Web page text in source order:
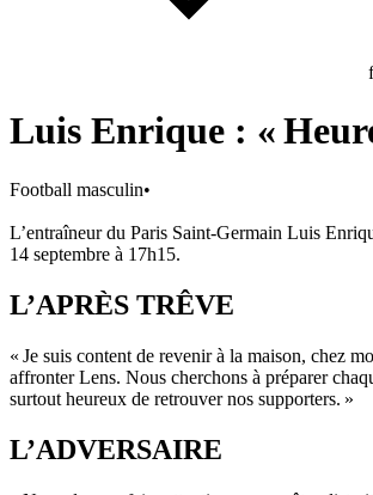
Luis Enrique : «
Football masculin•
L’entraîneur du Paris Saint-Germain Luis
14 septembre à 17h15.
L’APRÈS TRÊVE
« Je suis content de revenir à la maison, chez
affronter Lens. Nous cherchons à préparer
surtout heureux de retrouver nos supporters. »
L’ADVERSAIRE